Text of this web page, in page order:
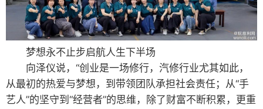
梦想永不止步启航人生下半场
向泽仪说，“创业是一场修行，汽修行业尤其如此，
从最初的热爱与梦想，到带领团队承担社会责任；从“手
艺人”的坚守到“经营者”的思维，除了财富不断积累，更重